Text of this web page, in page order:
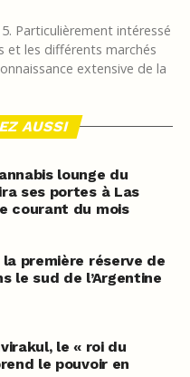
Particulièrement intéressé
et les différents marchés
extensive de la
AUSSI
lounge du
ses portes à Las
courant du mois
la première réserve de
le sud de l’Argentine
le « roi du
le pouvoir en